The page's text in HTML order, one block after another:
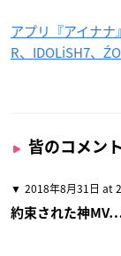
アプリ『アイナナ
R、IDOLiSH7、
皆のコメント
2018年8月31日 at
約束された神